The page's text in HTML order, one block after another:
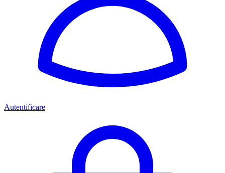
Autentificare